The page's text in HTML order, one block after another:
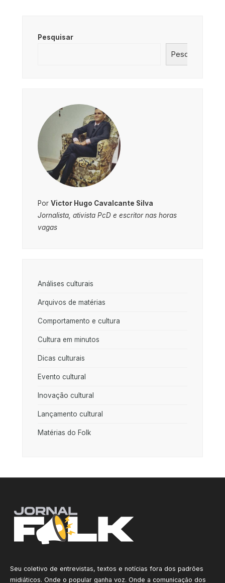
Pesquisar
Pesquisar
Por Victor Hugo Cavalcante Silva
Jornalista, ativista PcD e escritor nas horas
vagas
Análises culturais
Arquivos de matérias
Comportamento e cultura
Cultura em minutos
Dicas culturais
Evento cultural
Inovação cultural
Lançamento cultural
Matérias do Folk
Seu coletivo de entrevistas, textos e notícias fora dos padrões
midiáticos. Onde o popular ganha voz. Onde a comunicação dos